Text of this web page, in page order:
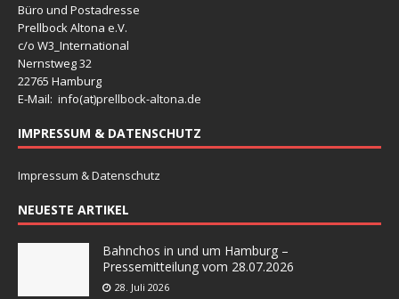
Büro und Postadresse
Prellbock Altona e.V.
c/o W3_International
Nernstweg 32
22765 Hamburg
E-Mail: info(at)prellbock-altona.de
IMPRESSUM & DATENSCHUTZ
Impressum & Datenschutz
NEUESTE ARTIKEL
Bahnchos in und um Hamburg –
Pressemitteilung vom 28.07.2026
28. Juli 2026